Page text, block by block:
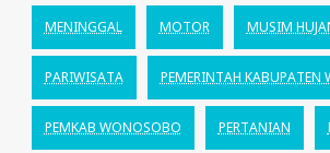
MENINGGAL MOTOR MUSIM
PARIWISATA PEMERINTAH KABUPATEN
PEMKAB WONOSOBO PERTANIAN